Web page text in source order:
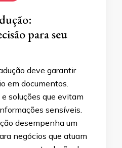
para seu
deve garantir
em documentos.
soluções que evitam
sensíveis.
desempenha um
negócios que atuam